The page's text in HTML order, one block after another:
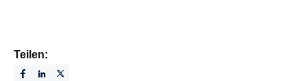
Teilen: